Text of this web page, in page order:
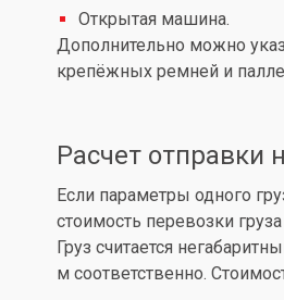
Открытая машина.
Дополнительно можно
крепёжных ремней и
Расчет отправки
Если параметры одного
стоимость перевозки
Груз считается
м соответственно.